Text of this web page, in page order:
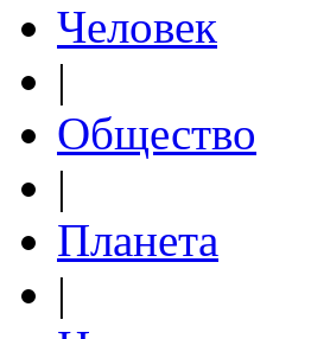
Человек
|
Общество
|
Планета
|